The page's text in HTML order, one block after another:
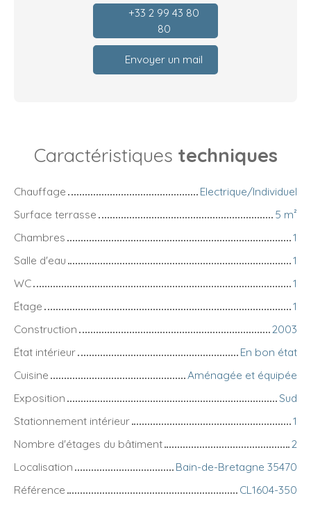
+33 2 99 43 80
80
Envoyer un mail
Caractéristiques techniques
Chauffage
Electrique/Individuel
Surface terrasse
5 m²
Chambres
1
Salle d'eau
1
WC
1
Étage
1
Construction
2003
État intérieur
En bon état
Cuisine
Aménagée et équipée
Exposition
Sud
Stationnement intérieur
1
Nombre d'étages du bâtiment
2
Localisation
Bain-de-Bretagne 35470
Référence
CL1604-350